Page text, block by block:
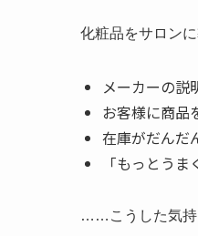
化粧品をサロン
メーカーの説
お客様に商品
在庫がだんだ
「もっとう
……こうした気持